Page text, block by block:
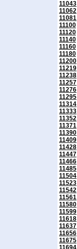
11043
11062
11081
11100
11120
11140
11160
11180
11200
11219
11238
11257
11276
11295
11314
11333
11352
11371
11390
11409
11428
11447
11466
11485
11504
11523
11542
11561
11580
11599
11618
11637
11656
11675
11694